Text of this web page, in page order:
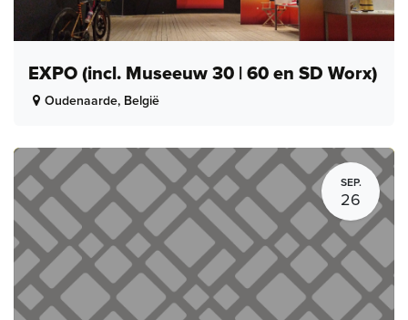
EXPO (incl. Museeuw 30 | 60 en SD Worx)
Oudenaarde, België
SEP.
26